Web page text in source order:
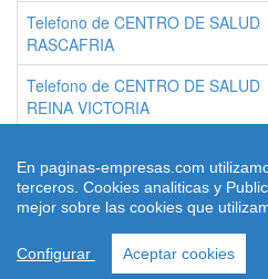
Telefono de CENTRO DE SALUD
RASCAFRIA
Telefono de CENTRO DE SALUD
REINA VICTORIA
© 2026 paginas-
Cookies
En paginas-empresas.com
terceros. Cookies analiticas y
mejor sobre las cookies que
Configurar Aceptar cookies